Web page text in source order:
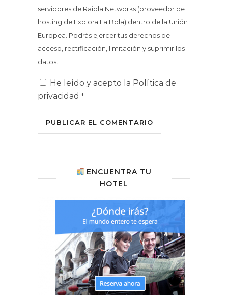
servidores de Raiola Networks (proveedor de
hosting de Explora La Bola) dentro de la Unión
Europea. Podrás ejercer tus derechos de
acceso, rectificación, limitación y suprimir los
datos.
He leído y acepto la Política de
privacidad *
ENCUENTRA TU
HOTEL